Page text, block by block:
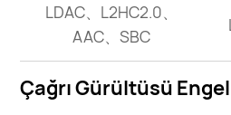
LDAC、L2HC2.0、
AAC、SBC
Çağrı Gürültüsü